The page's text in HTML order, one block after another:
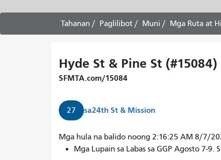
Tahanan Paglilibot Muni Mga Ruta at
Hyde St & Pine St (#15084)
SFMTA.com/15084
27 sa24th St & Mission
Mga hula na balido noong 2:16:25 AM 8/7/
Mga Lupain sa Labas sa GGP Agosto 7-9.